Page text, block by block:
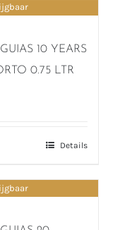
10 YEARS
0.75 LTR
Details